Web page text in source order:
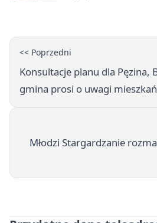
<< Poprzedni
Konsultacje planu dla Pęzina,
gmina prosi o uwagi
Młodzi Stargardzanie